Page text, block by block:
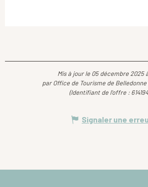
Mis à jour le 05 décembre 2025
par Office de Tourisme de
(Identifiant de l'offre :
Signaler une